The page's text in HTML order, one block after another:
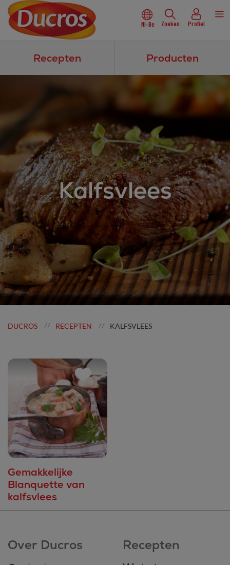
Nl-Be Zoeken Profiel
Recepten Producten
Kalfsvlees
DUCROS // RECEPTEN // KALFSVLEES
Gemakkelijke
Blanquette van
kalfsvlees
Over Ducros Recepten